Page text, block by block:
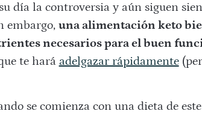
día la controversia y aún siguen
embargo, una alimentación keto
necesarios para el buen
te hará adelgazar rápidamente
se comienza con una dieta de